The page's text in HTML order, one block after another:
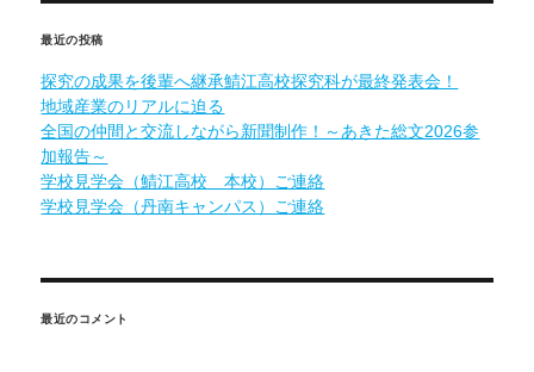
た。
最近の投稿
探究の成果を後輩へ継承鯖江高校探究科が最終発表会！
地域産業のリアルに迫る
全国の仲間と交流しながら新聞制作！～あきた総文2026参
加報告～
学校見学会（鯖江高校 本校）ご連絡
学校見学会（丹南キャンパス）ご連絡
最近のコメント